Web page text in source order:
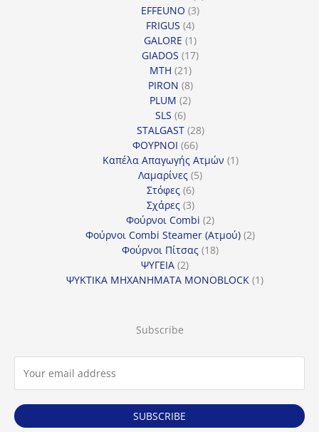
EFFEUNO 33
FRIGUS 44
προϊόντα
GALORE 11
προϊόν
GIADOS 1717
MTH 2121
προϊόντα
PIRON 88
προϊόντα
PLUM 22
SLS 66
προϊόντα
STALGAST 2828
ΦΟΥΡΝΟΙ 6666
προϊόντα
Καπέλα Απαγωγής Ατμών 11
Λαμαρίνες 55
Στόφες 66
προϊόντα
Σχάρες 33
προϊόντα
Φούρνοι Combi 22
προϊόντα
Φούρνοι Combi Steamer (Ατμού) 22
Φούρνοι Πίτσας 1818
ΨΥΓΕΙΑ 22
προϊόντα
ΨΥΚΤΙΚΑ ΜΗΧΑΝΗΜΑΤΑ MONOBLOCK 11
Subscribe
SUBSCRIBE